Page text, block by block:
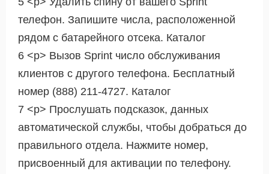
телефон. Запишите числа, расположенной
рядом с батарейного отсека. Каталог
6 <р> Вызов Sprint число обслуживания
клиентов с другого телефона. Бесплатный
номер (888) 211-4727. Каталог
7 <р> Прослушать подсказок, данных
автоматической службы, чтобы добраться до
правильного отдела. Нажмите номер,
присвоенный для активации по телефону.